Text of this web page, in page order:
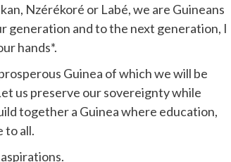
Nzérékoré or Labé, we are Guineans
generation and to the next generation, I
hands*.
Guinea of which we will be
us preserve our sovereignty while
together a Guinea where education,
to all.